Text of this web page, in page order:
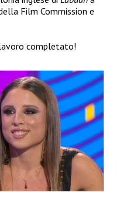
Film Commission e
completato!